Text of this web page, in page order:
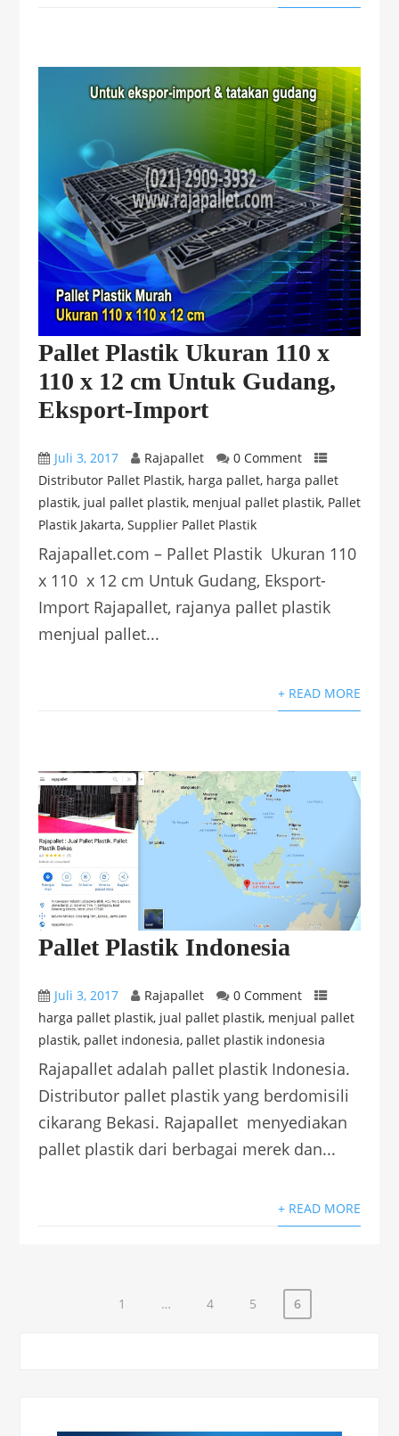
Pallet Plastik Ukuran 110 x
110 x 12 cm Untuk Gudang,
Eksport-Import
Juli 3, 2017 Rajapallet
0 Comment
Distributor Pallet Plastik, harga pallet, harga pallet
plastik, jual pallet plastik, menjual pallet plastik, Pallet
Plastik Jakarta, Supplier Pallet Plastik
Rajapallet.com – Pallet Plastik Ukuran 110
x 110 x 12 cm Untuk Gudang, Eksport-
Import Rajapallet, rajanya pallet plastik
menjual pallet...
+ READ MORE
Pallet Plastik Indonesia
Juli 3, 2017 Rajapallet
0 Comment
harga pallet plastik, jual pallet plastik, menjual pallet
plastik, pallet indonesia, pallet plastik indonesia
Rajapallet adalah pallet plastik Indonesia.
Distributor pallet plastik yang berdomisili
cikarang Bekasi. Rajapallet menyediakan
pallet plastik dari berbagai merek dan...
+ READ MORE
1 … 4 5 6